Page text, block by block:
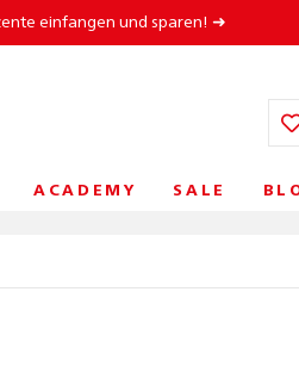
einfangen und sparen! ➜
ACADEMY SALE